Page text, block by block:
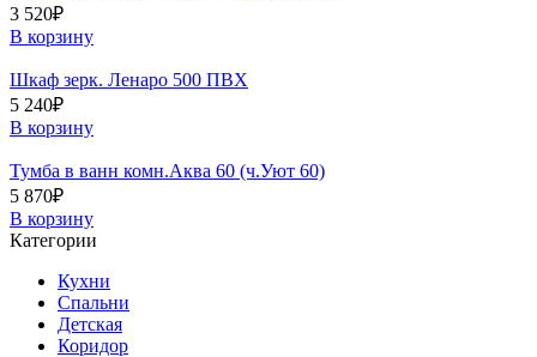
3 520₽
В корзину
Шкаф зерк. Ленаро 500 ПВХ
5 240₽
В корзину
Тумба в ванн комн.Аква 60 (ч.Уют 60)
5 870₽
В корзину
Категории
Кухни
Спальни
Детская
Коридор